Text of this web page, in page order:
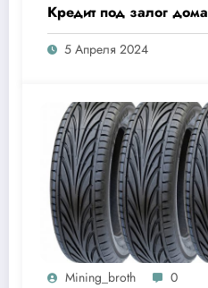
Кредит под залог дома
5 Апреля 2024
Mining_broth 0